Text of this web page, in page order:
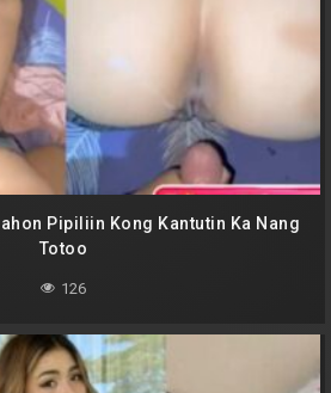
Pipiliin Kong Kantutin Ka Nang
Totoo
126